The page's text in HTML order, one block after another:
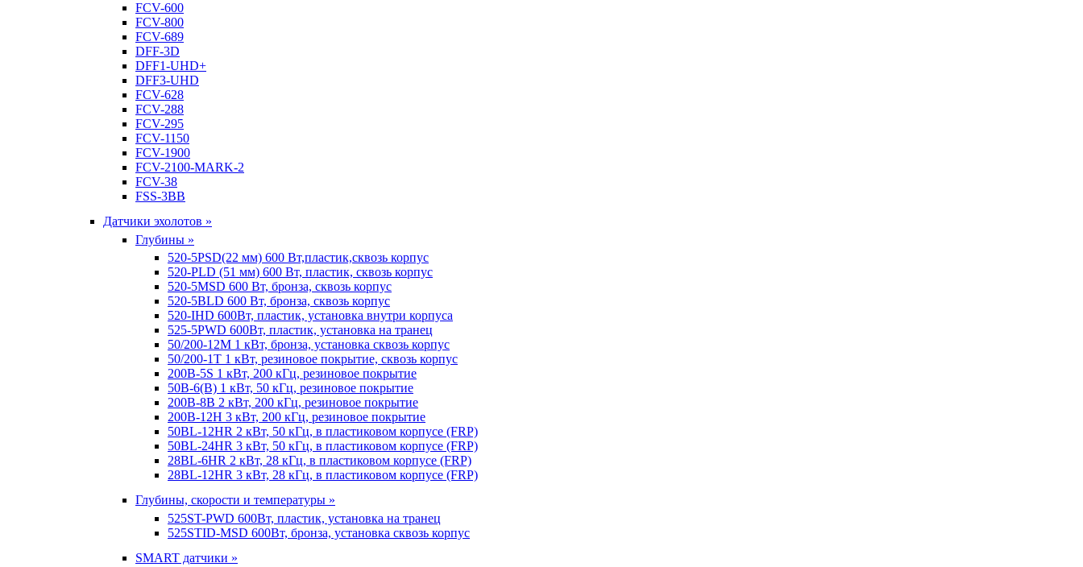
FCV-600
FCV-800
FCV-689
DFF-3D
DFF1-UHD+
DFF3-UHD
FCV-628
FCV-288
FCV-295
FCV-1150
FCV-1900
FCV-2100-MARK-2
FCV-38
FSS-3BB
Датчики эхолотов »
Глубины »
520-5PSD(22 мм) 600 Вт,пластик,сквозь корпус
520-PLD (51 мм) 600 Вт, пластик, сквозь корпус
520-5MSD 600 Вт, бронза, сквозь корпус
520-5BLD 600 Вт, бронза, сквозь корпус
520-IHD 600Вт, пластик, установка внутри корпуса
525-5PWD 600Вт, пластик, установка на транец
50/200-12M 1 кВт, бронза, установка сквозь корпус
50/200-1T 1 кВт, резиновое покрытие, сквозь корпус
200B-5S 1 кВт, 200 кГц, резиновое покрытие
50B-6(B) 1 кВт, 50 кГц, резиновое покрытие
200B-8B 2 кВт, 200 кГц, резиновое покрытие
200B-12H 3 кВт, 200 кГц, резиновое покрытие
50BL-12HR 2 кВт, 50 кГц, в пластиковом корпусе (FRP)
50BL-24HR 3 кВт, 50 кГц, в пластиковом корпусе (FRP)
28BL-6HR 2 кВт, 28 кГц, в пластиковом корпусе (FRP)
28BL-12HR 3 кВт, 28 кГц, в пластиковом корпусе (FRP)
Глубины, скорости и температуры »
525ST-PWD 600Вт, пластик, установка на транец
525STID-MSD 600Вт, бронза, установка сквозь корпус
SMART датчики »